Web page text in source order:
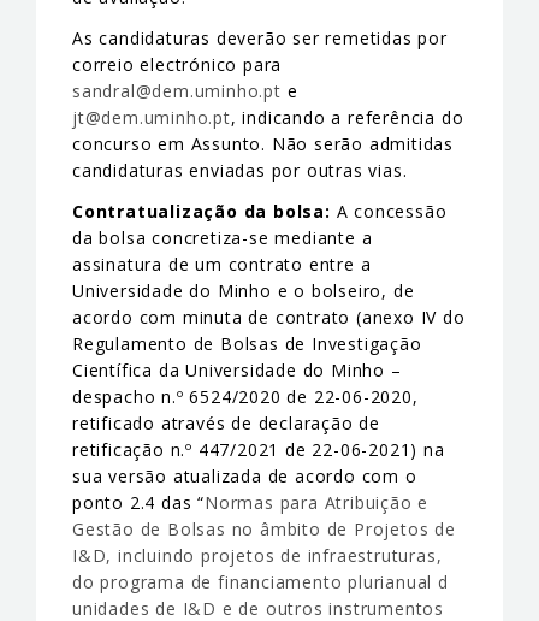
As candidaturas deverão ser remetidas por
correio electrónico para
sandral@dem.uminho.pt e
jt@dem.uminho.pt, indicando a referência do
concurso em Assunto. Não serão admitidas
candidaturas enviadas por outras vias.
Contratualização da bolsa: A concessão
da bolsa concretiza-se mediante a
assinatura de um contrato entre a
Universidade do Minho e o bolseiro, de
acordo com minuta de contrato (anexo IV do
Regulamento de Bolsas de Investigação
Científica da Universidade do Minho –
despacho n.º 6524/2020 de 22-06-2020,
retificado através de declaração de
retificação n.º 447/2021 de 22-06-2021) na
sua versão atualizada de acordo com o
ponto 2.4 das “Normas para Atribuição e
Gestão de Bolsas no âmbito de Projetos de
I&D, incluindo projetos de infraestruturas,
do programa de financiamento plurianual d
unidades de I&D e de outros instrumentos